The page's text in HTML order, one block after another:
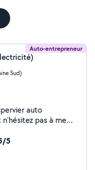
Auto-entrepreneur
Sud)
auto
pas à me
5